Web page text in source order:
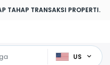
PROPERTI.
US